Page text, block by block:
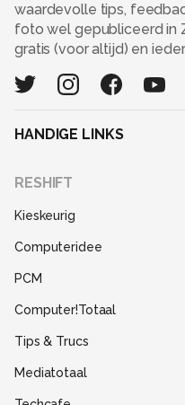
waardevolle tips,
foto wel gepubliceerd in
gratis (voor altijd) en
HANDIGE LINKS
RESHIFT
Kieskeurig
Computeridee
PCM
Computer!Totaal
Tips & Trucs
Mediatotaal